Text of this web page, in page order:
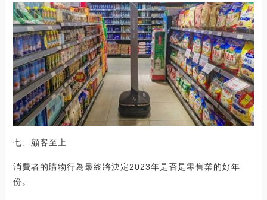
七、顧客至上
消費者的購物行為最終將決定2023年是否是零售業的好年
份。